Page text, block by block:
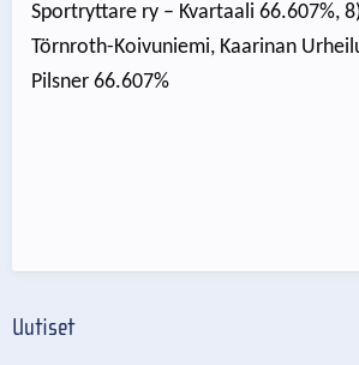
Sportryttare ry – Kvartaali 66.607%,
Törnroth-Koivuniemi, Kaarinan
Pilsner 66.607%
Uutiset